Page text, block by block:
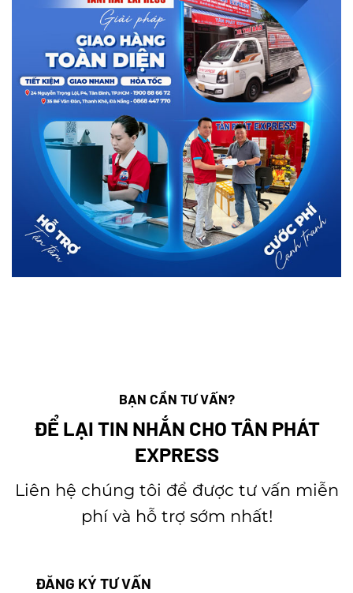
BẠN CẦN TƯ VẤN?
ĐỂ LẠI TIN NHẮN CHO TÂN PHÁT
EXPRESS
Liên hệ chúng tôi để được tư vấn miễn
phí và hỗ trợ sớm nhất!
ĐĂNG KÝ TƯ VẤN